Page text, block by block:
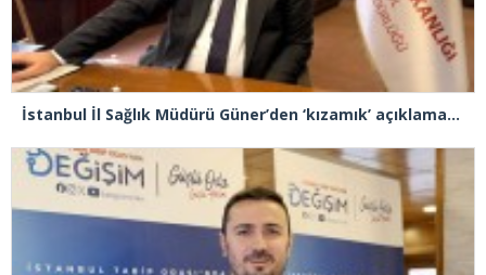
İstanbul İl Sağlık Müdürü Güner’den ‘kızamık’ açıklaması: “Problemimiz yok, takipteyiz”